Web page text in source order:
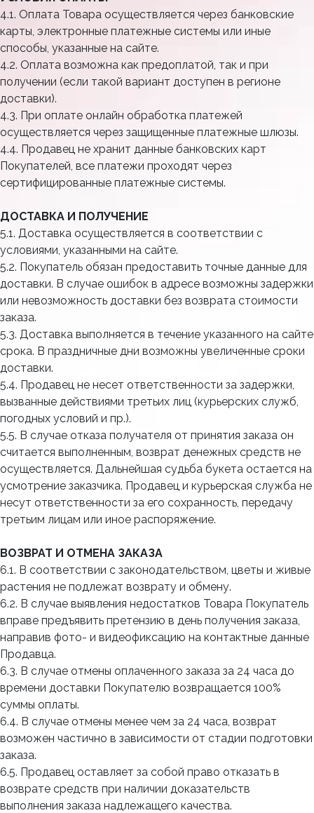
4.1. Оплата Товара осуществляется через банковские
карты, электронные платежные системы или иные
способы, указанные на сайте.
4.2. Оплата возможна как предоплатой, так и при
получении (если такой вариант доступен в регионе
доставки).
4.3. При оплате онлайн обработка платежей
осуществляется через защищенные платежные шлюзы.
4.4. Продавец не хранит данные банковских карт
Покупателей, все платежи проходят через
сертифицированные платежные системы.
ДОСТАВКА И ПОЛУЧЕНИЕ
5.1. Доставка осуществляется в соответствии с
условиями, указанными на сайте.
5.2. Покупатель обязан предоставить точные данные для
доставки. В случае ошибок в адресе возможны задержки
или невозможность доставки без возврата стоимости
заказа.
5.3. Доставка выполняется в течение указанного на сайте
срока. В праздничные дни возможны увеличенные сроки
доставки.
5.4. Продавец не несет ответственности за задержки,
вызванные действиями третьих лиц (курьерских служб,
погодных условий и пр.).
5.5. В случае отказа получателя от принятия заказа он
считается выполненным, возврат денежных средств не
осуществляется. Дальнейшая судьба букета остается на
усмотрение заказчика. Продавец и курьерская служба не
несут ответственности за его сохранность, передачу
третьим лицам или иное распоряжение.
ВОЗВРАТ И ОТМЕНА ЗАКАЗА
6.1. В соответствии с законодательством, цветы и живые
растения не подлежат возврату и обмену.
6.2. В случае выявления недостатков Товара Покупатель
вправе предъявить претензию в день получения заказа,
направив фото- и видеофиксацию на контактные данные
Продавца.
6.3. В случае отмены оплаченного заказа за 24 часа до
времени доставки Покупателю возвращается 100%
суммы оплаты.
6.4. В случае отмены менее чем за 24 часа, возврат
возможен частично в зависимости от стадии подготовки
заказа.
6.5. Продавец оставляет за собой право отказать в
возврате средств при наличии доказательств
выполнения заказа надлежащего качества.